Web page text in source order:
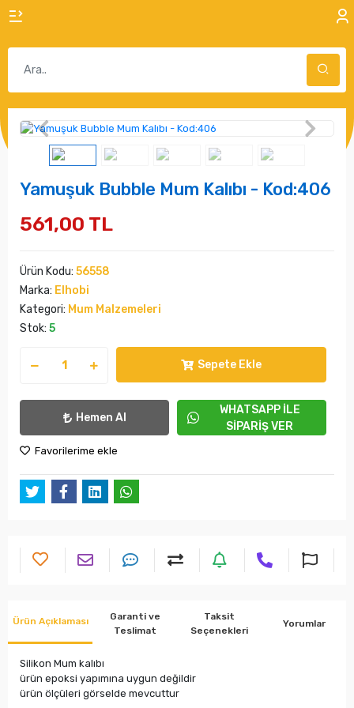
Yamuşuk Bubble Mum Kalıbı - Kod:406
561,00 TL
Ürün Kodu: 56558
Marka: Elhobi
Kategori: Mum Malzemeleri
Stok: 5
Sepete Ekle
Hemen Al
WHATSAPP İLE
SİPARİŞ VER
Favorilerime ekle
Ürün Açıklaması
Garanti ve
Teslimat
Taksit
Seçenekleri
Yorumlar
Silikon Mum kalıbı
ürün epoksi yapımına uygun değildir
ürün ölçüleri görselde mevcuttur